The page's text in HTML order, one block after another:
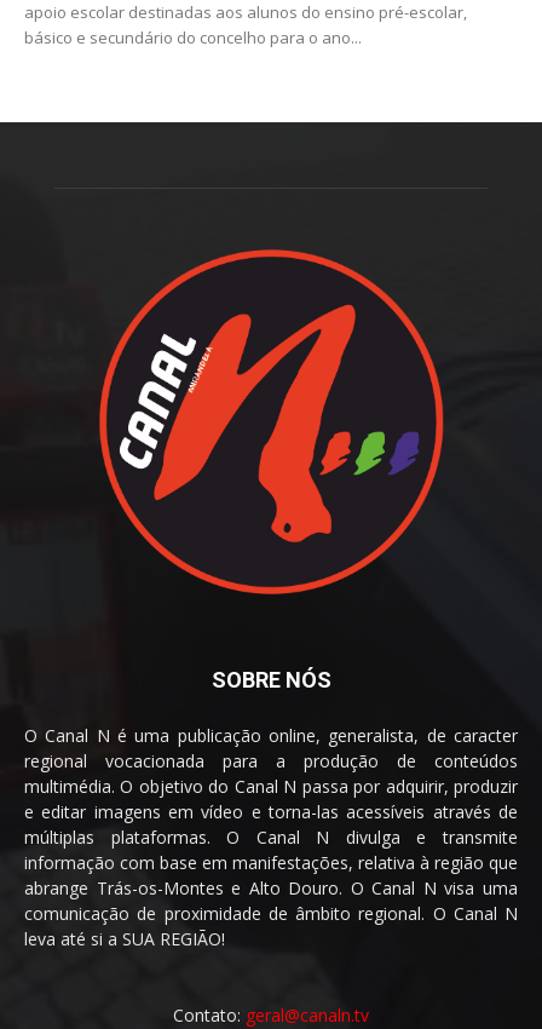
apoio escolar destinadas aos alunos do ensino pré-escolar,
básico e secundário do concelho para o ano...
SOBRE NÓS
O Canal N é uma publicação online, generalista, de caracter
regional vocacionada para a produção de conteúdos
multimédia. O objetivo do Canal N passa por adquirir, produzir
e editar imagens em vídeo e torna-las acessíveis através de
múltiplas plataformas. O Canal N divulga e transmite
informação com base em manifestações, relativa à região que
abrange Trás-os-Montes e Alto Douro. O Canal N visa uma
comunicação de proximidade de âmbito regional. O Canal N
leva até si a SUA REGIÃO!
Contato: geral@canaln.tv